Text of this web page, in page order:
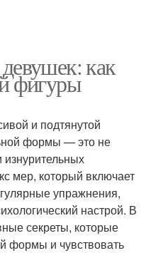
как
фигуры
и подтянутой
формы — это не
изнурительных
мер, который включает
упражнения,
настрой. В
секреты, которые
формы и чувствовать